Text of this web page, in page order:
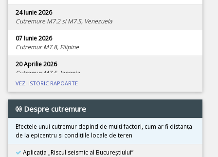
24 Iunie 2026
Cutremure M7.2 si M7.5, Venezuela
07 Iunie 2026
Cutremur M7.8, Filipine
20 Aprilie 2026
Cutremur M7.5, Japonia
08 Aprilie 2026
Cutremur M4.0, Zona seismica Vrancea
01 Aprilie 2026
Cutremur M7.4, Marea Molucca, Indonezia
30 Martie 2026
Cutremur M7.3, Vanuatu
VEZI ISTORIC RAPOARTE
Despre cutremure
Efectele unui cutremur depind de mulţi factori, cum ar fi distanţa
de la epicentru si condiţiile locale de teren
Aplicația „Riscul seismic al Bucureștiului”